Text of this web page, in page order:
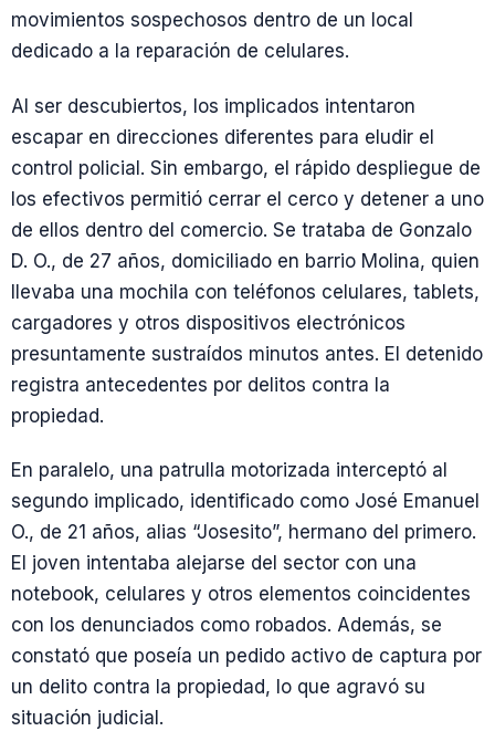
movimientos sospechosos dentro de un local
dedicado a la reparación de celulares.
Al ser descubiertos, los implicados intentaron
escapar en direcciones diferentes para eludir el
control policial. Sin embargo, el rápido despliegue de
los efectivos permitió cerrar el cerco y detener a uno
de ellos dentro del comercio. Se trataba de Gonzalo
D. O., de 27 años, domiciliado en barrio Molina, quien
llevaba una mochila con teléfonos celulares, tablets,
cargadores y otros dispositivos electrónicos
presuntamente sustraídos minutos antes. El detenido
registra antecedentes por delitos contra la
propiedad.
En paralelo, una patrulla motorizada interceptó al
segundo implicado, identificado como José Emanuel
O., de 21 años, alias “Josesito”, hermano del primero.
El joven intentaba alejarse del sector con una
notebook, celulares y otros elementos coincidentes
con los denunciados como robados. Además, se
constató que poseía un pedido activo de captura por
un delito contra la propiedad, lo que agravó su
situación judicial.